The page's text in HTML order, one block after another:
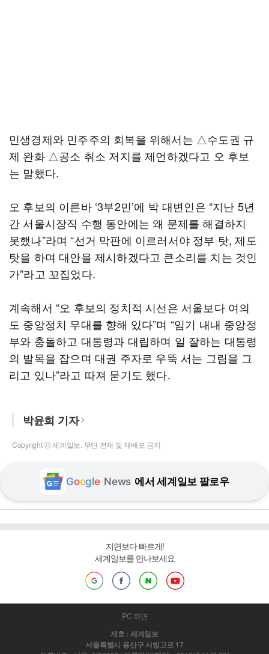
민생경제와 민주주의 회복을 위해서는 △수도권 규
제 완화 △공소 취소 저지를 제언하겠다고 오 후보
는 말했다.
오 후보의 이른바 ‘3부2민’에 박 대변인은 “지난 5년
간 서울시장직 수행 동안에는 왜 문제를 해결하지
못했나”라며 “선거 막판에 이르러서야 정부 탓, 제도
탓을 하며 대안을 제시하겠다고 큰소리를 치는 것인
가”라고 꼬집었다.
계속해서 “오 후보의 정치적 시선은 서울보다 여의
도 중앙정치 무대를 향해 있다”며 “임기 내내 중앙정
부와 충돌하고 대통령과 대립하며 일 잘하는 대통령
의 발목을 잡으며 대권 주자로 우뚝 서는 그림을 그
리고 있나”라고 따져 묻기도 했다.
박윤희 기자
Copyright ⓒ 세계일보. 무단 전재 및 재배포 금지
Google News 에서 세계일보 팔로우
지면보다 빠르게!
세계일보를 만나보세요
PC 화면
제호 : 세계일보
서울특별시 용산구 서빙고로 17